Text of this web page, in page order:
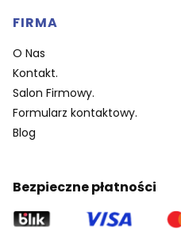
FIRMA
O Nas
Kontakt.
Salon Firmowy.
Formularz kontaktowy.
Blog
Bezpieczne płatności